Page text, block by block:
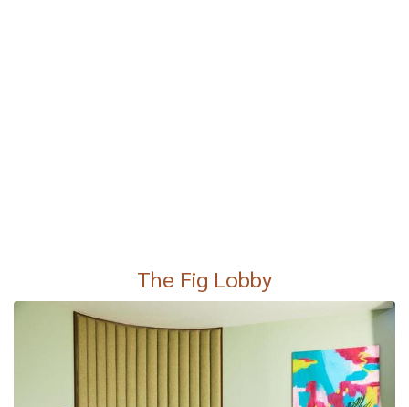
The Fig Lobby